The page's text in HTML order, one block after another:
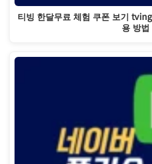
티빙 한달무료 체험 쿠폰 보기
용 방법